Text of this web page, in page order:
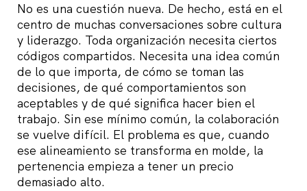
No es una cuestión nueva. De hecho, está en el
centro de muchas conversaciones sobre cultura
y liderazgo. Toda organización necesita ciertos
códigos compartidos. Necesita una idea común
de lo que importa, de cómo se toman las
decisiones, de qué comportamientos son
aceptables y de qué significa hacer bien el
trabajo. Sin ese mínimo común, la colaboración
se vuelve difícil. El problema es que, cuando
ese alineamiento se transforma en molde, la
pertenencia empieza a tener un precio
demasiado alto.